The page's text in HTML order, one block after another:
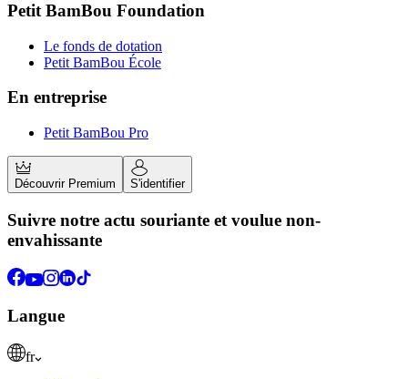
Petit BamBou Foundation
Le fonds de dotation
Petit BamBou École
En entreprise
Petit BamBou Pro
Découvrir Premium S'identifier
Suivre notre actu souriante et voulue non-
envahissante
Langue
fr